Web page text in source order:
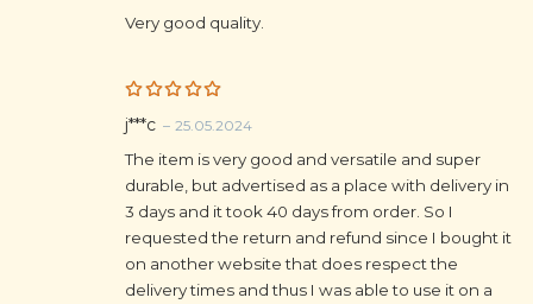
Very good quality.
Rated 5
out of 5
j***c – 25.05.2024
The item is very good and versatile and super
durable, but advertised as a place with delivery in
3 days and it took 40 days from order. So I
requested the return and refund since I bought it
on another website that does respect the
delivery times and thus I was able to use it on a